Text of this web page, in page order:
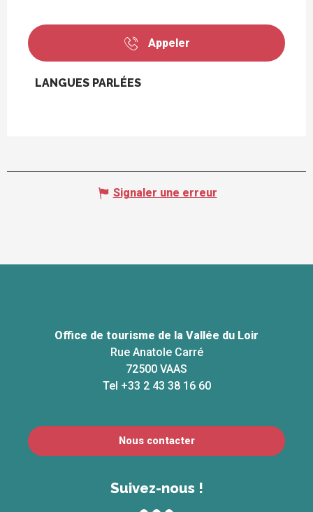
Appeler
LANGUES PARLÉES
LANGUES PARLÉES
Signaler une erreur
Office de tourisme de la Vallée du Loir
Rue Anatole Carré
72500 VAAS
Tel +33 2 43 38 16 60
Nous contacter
Suivez-nous !